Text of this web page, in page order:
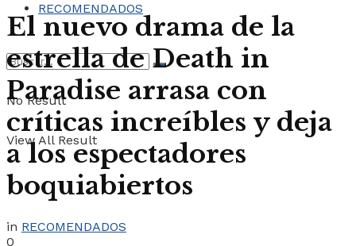
RECOMENDADOS
No Result
View All Result
El nuevo drama de la
estrella de Death in
Paradise arrasa con
críticas increíbles y deja
a los espectadores
boquiabiertos
in RECOMENDADOS
0